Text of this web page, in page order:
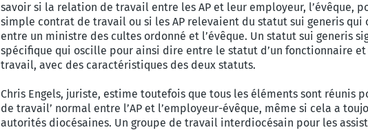
savoir si la relation de travail entre les AP et leur employeur, l’évêque,
simple contrat de travail ou si les AP relevaient du statut sui generis
entre un ministre des cultes ordonné et l’évêque. Un statut sui generis
spécifique qui oscille pour ainsi dire entre le statut d’un fonctionnaire
travail, avec des caractéristiques des deux statuts.
Chris Engels, juriste, estime toutefois que tous les éléments sont réunis
de travail’ normal entre l’AP et l’employeur-évêque, même si cela a
autorités diocésaines. Un groupe de travail interdiocésain pour les